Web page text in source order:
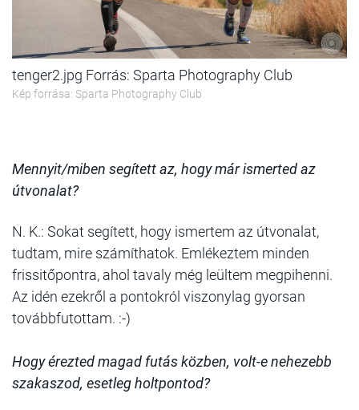
tenger2.jpg Forrás: Sparta Photography Club
Kép forrása: Sparta Photography Club
Mennyit/miben segített az, hogy már ismerted az
útvonalat?
N. K.: Sokat segített, hogy ismertem az útvonalat,
tudtam, mire számíthatok. Emlékeztem minden
frissitőpontra, ahol tavaly még leültem megpihenni.
Az idén ezekről a pontokról viszonylag gyorsan
továbbfutottam. :-)
Hogy érezted magad futás közben, volt-e nehezebb
szakaszod, esetleg holtpontod?